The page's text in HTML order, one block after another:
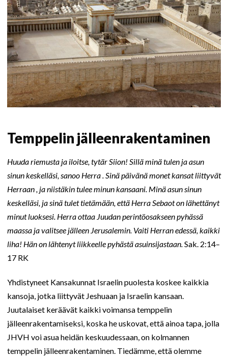
Temppelin jälleenrakentaminen
Huuda riemusta ja iloitse, tytär Siion! Sillä minä tulen ja asun
sinun keskelläsi, sanoo Herra . Sinä päivänä monet kansat liittyvät
Herraan , ja niistäkin tulee minun kansaani. Minä asun sinun
keskelläsi, ja sinä tulet tietämään, että Herra Sebaot on lähettänyt
minut luoksesi. Herra ottaa Juudan perintöosakseen pyhässä
maassa ja valitsee jälleen Jerusalemin. Vaiti Herran edessä, kaikki
liha! Hän on lähtenyt liikkeelle pyhästä asuinsijastaan.Sak. 2:14–
17 RK
Yhdistyneet Kansakunnat Israelin puolesta koskee kaikkia
kansoja, jotka liittyvät Jeshuaan ja Israelin kansaan.
Juutalaiset keräävät kaikki voimansa temppelin
jälleenrakentamiseksi, koska he uskovat, että ainoa tapa, jolla
JHVH voi asua heidän keskuudessaan, on kolmannen
temppelin jälleenrakentaminen. Tiedämme, että olemme